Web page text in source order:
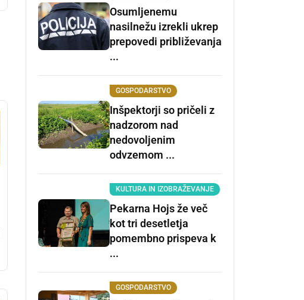
Osumljenemu
nasilnežu izrekli ukrep
prepovedi približevanja
...
GOSPODARSTVO
Inšpektorji so pričeli z
nadzorom nad
nedovoljenim
odvzemom ...
KULTURA IN IZOBRAŽEVANJE
Pekarna Hojs že več
kot tri desetletja
pomembno prispeva k
...
GOSPODARSTVO